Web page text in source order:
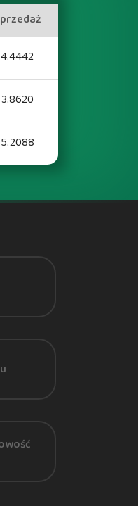
4.4442
3.8620
5.2088